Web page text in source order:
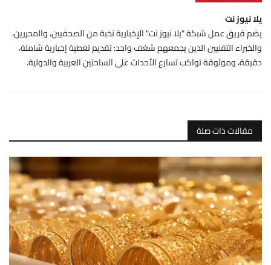
يلا نيوز نت
يضم فريق عمل شبكة "يلا نيوز نت" الإخبارية نخبة من الصحفيين، والمحررين،
والخبراء التقنيين الذين يجمعهم شغف واحد: تقديم تغطية إخبارية شاملة،
دقيقة، وموثوقة تواكب تسارع الأحداث على الساحتين العربية والدولية.
مقالات ذات صلة